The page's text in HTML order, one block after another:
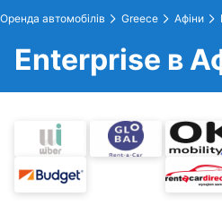
Оренда автомобілів Greece Афіни
Enterprise в